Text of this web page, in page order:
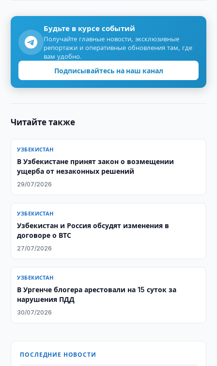
Будьте в курсе событий
Получайте главные новости, эксклюзивные
репортажи и оперативные обновления там, где
вам удобно.
Подписывайтесь на наш канал
Читайте также
УЗБЕКИСТАН
В Узбекистане принят закон о возмещении
ущерба от незаконных решений
29/07/2026
УЗБЕКИСТАН
Узбекистан и Россия обсудят изменения в
договоре о ВТС
27/07/2026
УЗБЕКИСТАН
В Ургенче блогера арестовали на 15 суток за
нарушения ПДД
30/07/2026
ПОСЛЕДНИЕ НОВОСТИ